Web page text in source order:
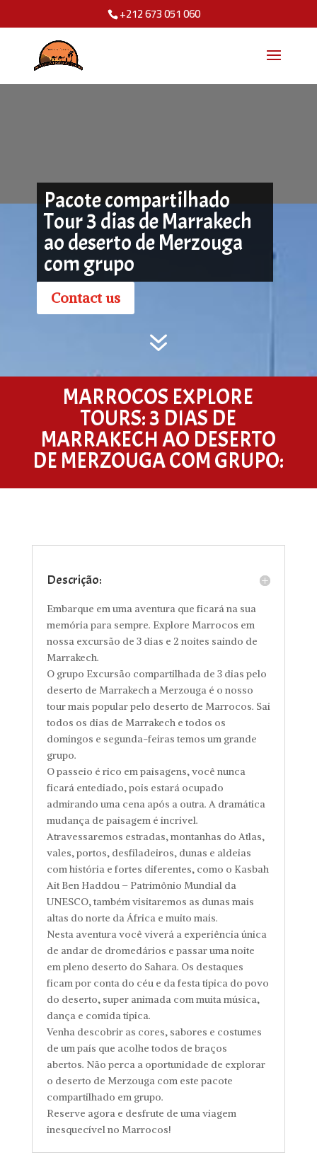
+212 673 051 060
Pacote compartilhado
Tour 3 dias de Marrakech
ao deserto de Merzouga
com grupo
Contact us
7
MARROCOS EXPLORE
TOURS:3 DIAS DE
MARRAKECH AO DESERTO
DE MERZOUGA COM GRUPO:
Descrição:
Embarque em uma aventura que ficará na sua
memória para sempre. Explore Marrocos em
nossa excursão de 3 dias e 2 noites saindo de
Marrakech.
O grupo Excursão compartilhada de 3 dias pelo
deserto de Marrakech a Merzouga é o nosso
tour mais popular pelo deserto de Marrocos. Sai
todos os dias de Marrakech e todos os
domingos e segunda-feiras temos um grande
grupo.
O passeio é rico em paisagens, você nunca
ficará entediado, pois estará ocupado
admirando uma cena após a outra. A dramática
mudança de paisagem é incrível.
Atravessaremos estradas, montanhas do Atlas,
vales, portos, desfiladeiros, dunas e aldeias
com história e fortes diferentes, como o Kasbah
Ait Ben Haddou – Patrimônio Mundial da
UNESCO, também visitaremos as dunas mais
altas do norte da África e muito mais.
Nesta aventura você viverá a experiência única
de andar de dromedários e passar uma noite
em pleno deserto do Sahara. Os destaques
ficam por conta do céu e da festa típica do povo
do deserto, super animada com muita música,
dança e comida típica.
Venha descobrir as cores, sabores e costumes
de um país que acolhe todos de braços
abertos. Não perca a oportunidade de explorar
o deserto de Merzouga com este pacote
compartilhado em grupo.
Reserve agora e desfrute de uma viagem
inesquecível no Marrocos!